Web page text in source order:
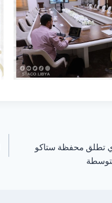
تطلق محفظة ستاكو